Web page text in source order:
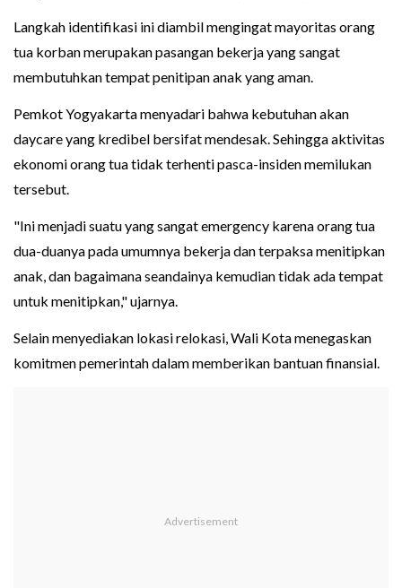
Langkah identifikasi ini diambil mengingat mayoritas orang
tua korban merupakan pasangan bekerja yang sangat
membutuhkan tempat penitipan anak yang aman.
Pemkot Yogyakarta menyadari bahwa kebutuhan akan
daycare yang kredibel bersifat mendesak. Sehingga aktivitas
ekonomi orang tua tidak terhenti pasca-insiden memilukan
tersebut.
"Ini menjadi suatu yang sangat emergency karena orang tua
dua-duanya pada umumnya bekerja dan terpaksa menitipkan
anak, dan bagaimana seandainya kemudian tidak ada tempat
untuk menitipkan," ujarnya.
Selain menyediakan lokasi relokasi, Wali Kota menegaskan
komitmen pemerintah dalam memberikan bantuan finansial.